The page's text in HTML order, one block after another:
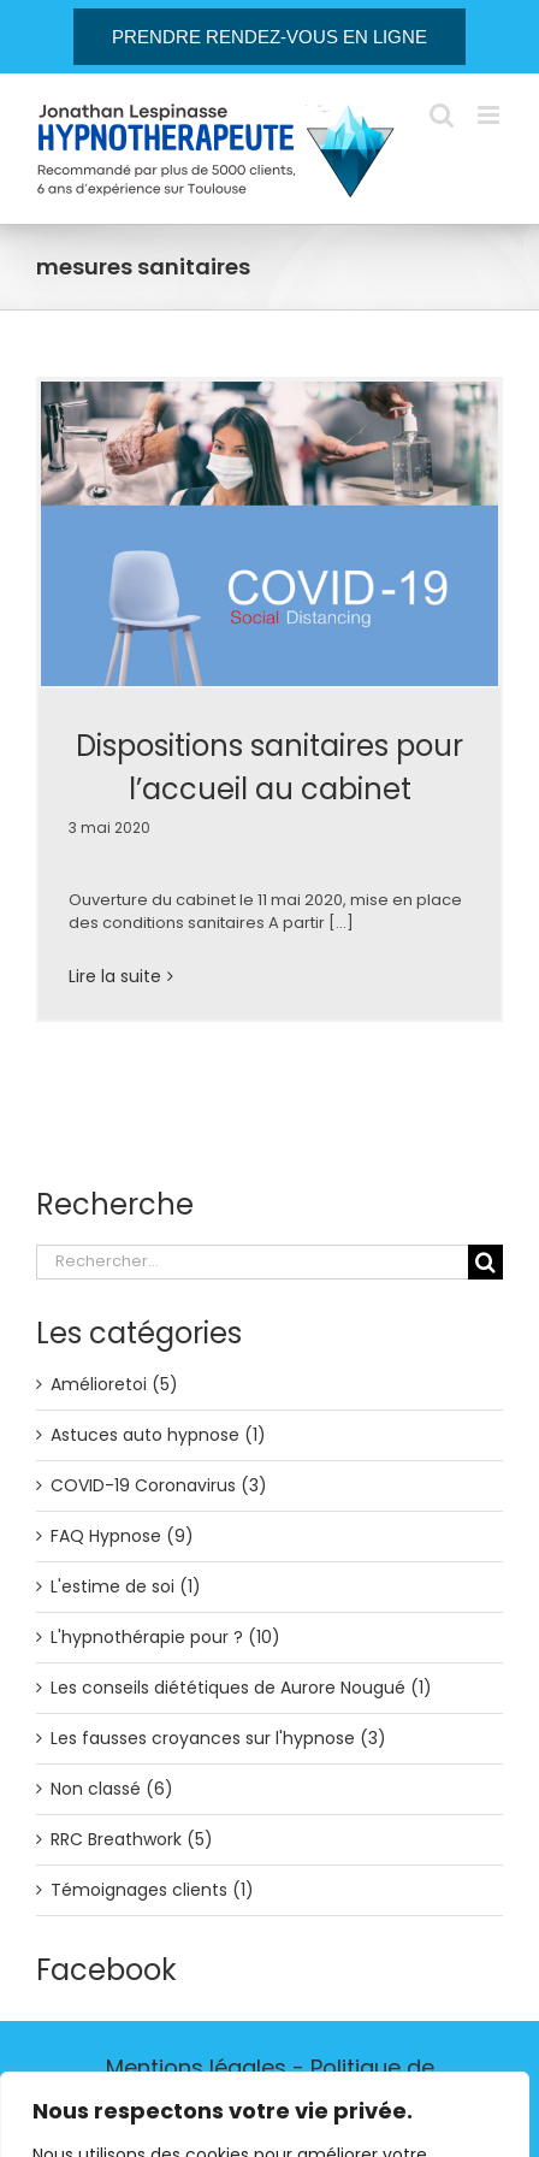
Nous respectons votre vie privée.
contenu
PRENDRE RENDEZ-VOUS EN LIGNE
mesures sanitaires
Dispositions sanitaires pour
l’accueil au cabinet
3 mai 2020
Ouverture du cabinet le 11 mai 2020, mise en place
des conditions sanitaires A partir [...]
Lire la suite
Recherche
Rechercher:
Les catégories
Amélioretoi (5)
Astuces auto hypnose (1)
COVID-19 Coronavirus (3)
FAQ Hypnose (9)
L'estime de soi (1)
L'hypnothérapie pour ? (10)
Les conseils diététiques de Aurore Nougué (1)
Les fausses croyances sur l'hypnose (3)
Non classé (6)
RRC Breathwork (5)
Témoignages clients (1)
Facebook
Mentions légales-Politique de
confidentialité-Contactez-moi